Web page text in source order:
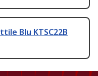
Blu KTSC22B